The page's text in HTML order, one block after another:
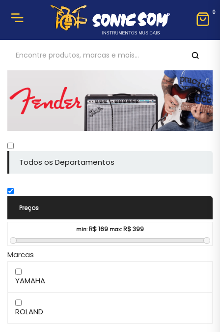
0
Todos os Departamentos
Preços
min: R$169 max: R$399
Marcas
YAMAHA
ROLAND